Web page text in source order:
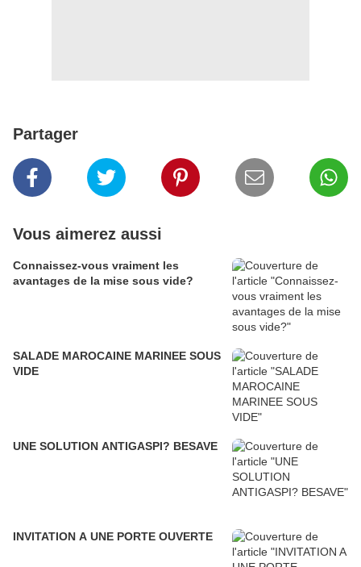
Partager
Vous aimerez aussi
Connaissez-vous vraiment les
avantages de la mise sous vide?
SALADE MAROCAINE MARINEE SOUS
VIDE
UNE SOLUTION ANTIGASPI? BESAVE
INVITATION A UNE PORTE OUVERTE